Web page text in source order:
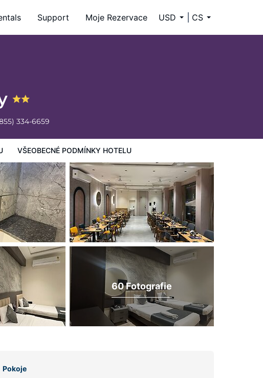
Support Moje Rezervace USD CS
334-6659
VŠEOBECNÉ PODMÍNKY HOTELU
60 Fotografie
Pokoje